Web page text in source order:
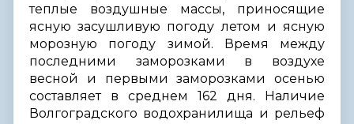
теплые воздушные массы, приносящие
ясную засушливую погоду летом и ясную
морозную погоду зимой. Время между
последними заморозками в воздухе
весной и первыми заморозками осенью
составляет в среднем 162 дня. Наличие
Волгоградского водохранилища и рельеф